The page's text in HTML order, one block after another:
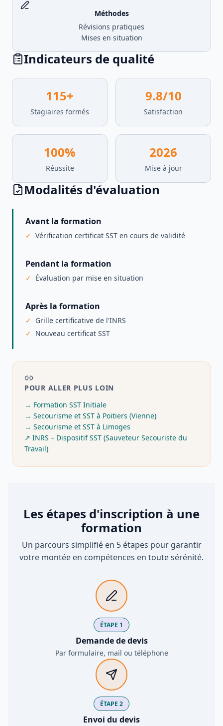
Méthodes
Révisions pratiques
Mises en situation
Indicateurs de qualité
115+
Stagiaires formés
9.8/10
Satisfaction
100%
Réussite
2026
Mise à jour
Modalités d'évaluation
Avant la formation
Vérification certificat SST en cours de validité
Pendant la formation
Évaluation par mise en situation
Après la formation
Grille certificative de l'INRS
Nouveau certificat SST
POUR ALLER PLUS LOIN
→ Formation SST Initiale
→ Secourisme et SST à Poitiers (Vienne)
→ Secourisme et SST à Limoges
↗ INRS – Dispositif SST (Sauveteur Secouriste du
Travail)
Les étapes d'inscription à une
formation
Un parcours simplifié en 5 étapes pour garantir
votre montée en compétences en toute sérénité.
ÉTAPE 1
Demande de devis
Par formulaire, mail ou téléphone
ÉTAPE 2
Envoi du devis